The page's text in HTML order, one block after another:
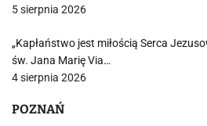
5 sierpnia 2026
„Kapłaństwo jest miłością Serca
św. Jana Marię Via…
4 sierpnia 2026
POZNAŃ